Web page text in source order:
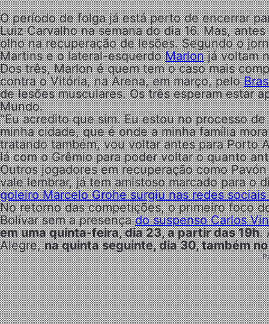
O período de folga já está perto de encerrar
Luiz Carvalho na semana do dia 16. Mas,
olho na recuperação de lesões. Segundo o
Martins e o lateral-esquerdoMarlonjá voltam
Dos três, Marlon é quem tem o caso mais
contra o Vitória, na Arena, em março, pelo
de lesões musculares. Os três esperam estar
Mundo.
“Eu acredito que sim. Eu estou no processo
minha cidade, que é onde a minha família
tratando também, vou voltar antes para Porto
lá com o Grêmio para poder voltar o quanto
Outros jogadores em recuperação como
vale lembrar, já tem amistoso marcado para o
goleiro Marcelo Grohe surgiu nas redes
No retorno das competições, o primeiro foco
Bolívar sem a presençado suspenso Carlos
em uma quinta-feira, dia 23, a partir das 19h.
Alegre,na quinta seguinte, dia 30, também